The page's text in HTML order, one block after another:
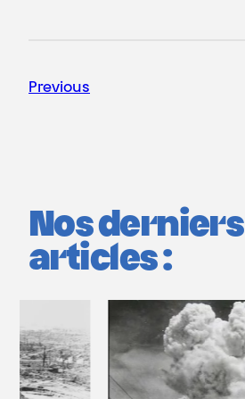
Previous
Nos derniers
articles :